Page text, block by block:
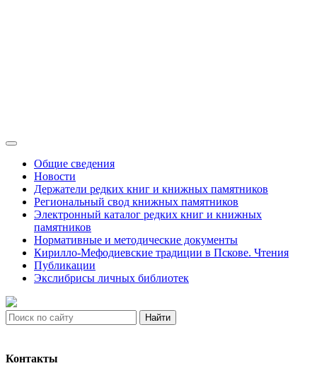
Общие сведения
Новости
Держатели редких книг и книжных памятников
Региональный свод книжных памятников
Электронный каталог редких книг и книжных
памятников
Нормативные и методические документы
Кирилло-Мефодиевские традиции в Пскове. Чтения
Публикации
Экслибрисы личных библиотек
Найти
Контакты